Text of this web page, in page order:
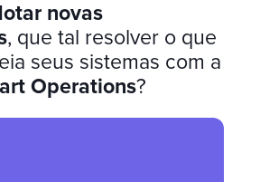
novas
, que tal resolver o que
seus sistemas com a
Operations?